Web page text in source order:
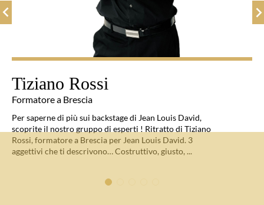
Tiziano Rossi
Formatore a Brescia
Per saperne di più sui backstage di Jean Louis David,
scoprite il nostro gruppo di esperti ! Ritratto di Tiziano
Rossi, formatore a Brescia per Jean Louis David. 3
aggettivi che ti descrivono… Costruttivo, giusto, ...